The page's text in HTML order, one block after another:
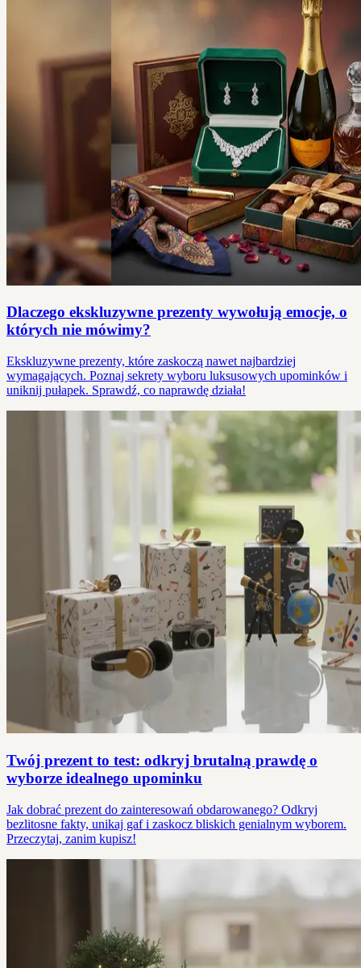
Dlaczego ekskluzywne prezenty wywołują emocje, o
których nie mówimy?
Ekskluzywne prezenty, które zaskoczą nawet najbardziej
wymagających. Poznaj sekrety wyboru luksusowych upominków i
uniknij pułapek. Sprawdź, co naprawdę działa!
Twój prezent to test: odkryj brutalną prawdę o
wyborze idealnego upominku
Jak dobrać prezent do zainteresowań obdarowanego? Odkryj
bezlitosne fakty, unikaj gaf i zaskocz bliskich genialnym wyborem.
Przeczytaj, zanim kupisz!